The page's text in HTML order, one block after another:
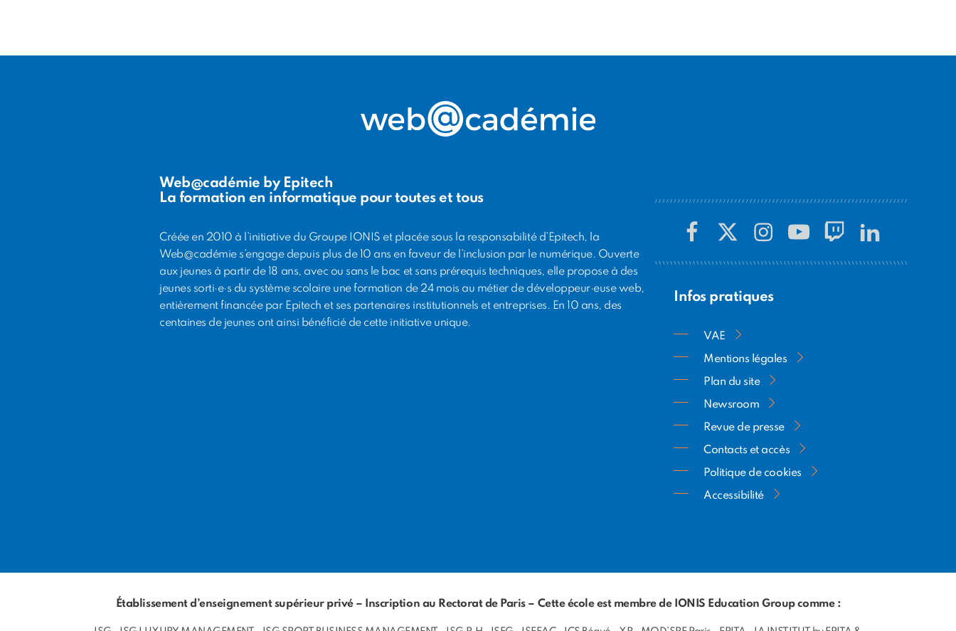
Web@cadémie by Epitech
La formation en informatique pour toutes et tous
Créée en 2010 à l’initiative du Groupe IONIS et placée sous la responsabilité d’Epitech, la
Web@cadémie s’engage depuis plus de 10 ans en faveur de l’inclusion par le numérique. Ouverte
aux jeunes à partir de 18 ans, avec ou sans le bac et sans prérequis techniques, elle propose à des
jeunes sorti·e·s du système scolaire une formation de 24 mois au métier de développeur·euse web,
entièrement financée par Epitech et ses partenaires institutionnels et entreprises. En 10 ans, des
centaines de jeunes ont ainsi bénéficié de cette initiative unique.
Infos pratiques
VAE
Mentions légales
Plan du site
Newsroom
Revue de presse
Contacts et accès
Politique de cookies
Accessibilité
Établissement d’enseignement supérieur privé – Inscription au Rectorat de Paris – Cette école est membre de IONIS Education Group comme :